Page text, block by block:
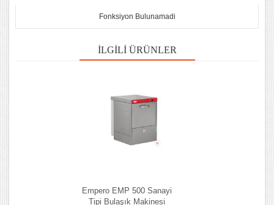
Fonksiyon Bulunamadi
İLGILI ÜRÜNLER
Empero EMP 500 Sanayi
Tipi Bulaşık Makinesi